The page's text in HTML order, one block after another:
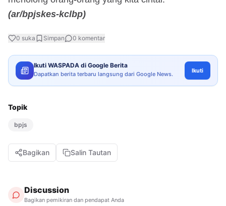
(ar/bpjskes-kclbp)
0 suka Simpan 0 komentar
Ikuti WASPADA di Google Berita
Dapatkan berita terbaru langsung dari Google News. Ikuti
Topik
bpjs
Bagikan Salin Tautan
Discussion
Bagikan pemikiran dan pendapat Anda